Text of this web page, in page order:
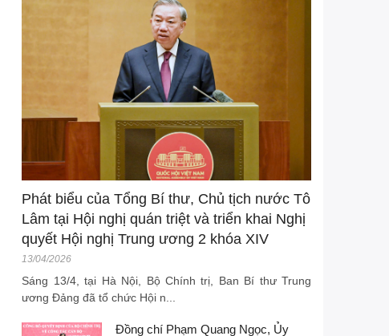
Phát biểu của Tổng Bí thư, Chủ tịch nước Tô
Lâm tại Hội nghị quán triệt và triển khai Nghị
quyết Hội nghị Trung ương 2 khóa XIV
13/04/2026
Sáng 13/4, tại Hà Nội, Bộ Chính trị, Ban Bí thư Trung
ương Đảng đã tổ chức Hội n...
Đồng chí Phạm Quang Ngọc, Ủy